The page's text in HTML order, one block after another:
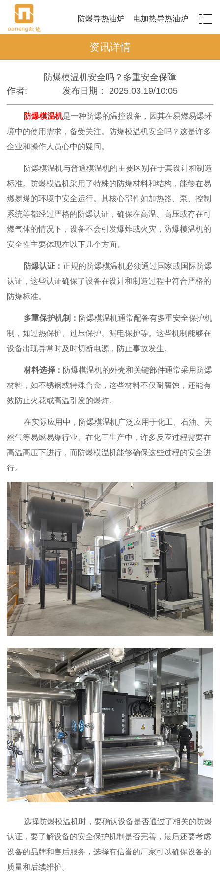
防爆导热油炉 电加热导热油炉
资讯详情
防爆模温机安全吗？多重安全保障
作者:
发布日期： 2025.03.19/10:05
防爆模温机是一种防爆的温控设备，因其在易燃易爆环
境中的使用需求，备受关注。防爆模温机安全吗？这是许多
企业和操作人员心中的疑问。
防爆模温机与普通模温机的主要区别在于其设计和制造
标准。防爆模温机采用了特殊的防爆材料和结构，能够在易
燃易爆的环境中安全运行。其核心部件如加热器、泵、控制
系统等都经过严格的防爆认证，确保在高温、高压或存在可
燃气体的情况下，设备不会引发爆炸或火灾，防爆模温机的
安全性主要体现在以下几个方面。
防爆认证： 正规的防爆模温机必须通过国家或国际防爆
认证，这些认证确保了设备在设计和制造过程中符合严格的
防爆标准。
多重保护机制： 防爆模温机通常配备有多重安全保护机
制，如过热保护、过压保护、漏电保护等。这些机制能够在
设备出现异常时及时切断电源，防止事故发生。
材料选择： 防爆模温机的外壳和关键部件通常采用防爆
材料，如不锈钢或特殊合金，这些材料不仅耐腐蚀，还能有
效防止火花或高温引发的爆炸。
在实际应用中，防爆模温机广泛应用于化工、石油、天
然气等易燃易爆行业。在化工生产中，许多反应过程需要在
高温高压下进行，而防爆模温机能够确保这些过程的安全进
行。
选择防爆模温机时，要确认设备是否通过了相关的防爆
认证，要了解设备的安全保护机制是否完善，最后还要考虑
设备的品牌和售后服务，选择有信誉的厂家可以确保设备的
质量和后续维护。